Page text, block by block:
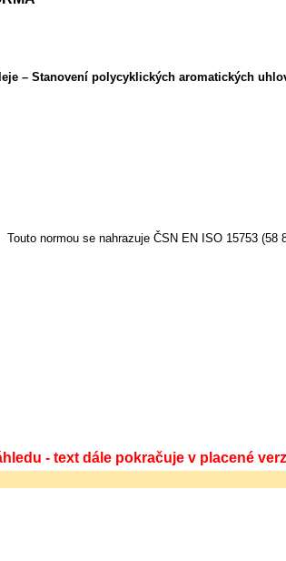
– Stanovení polycyklických aromatických
Touto normou se nahrazuje ČSN EN ISO 15753 (58
- text dále pokračuje v placené